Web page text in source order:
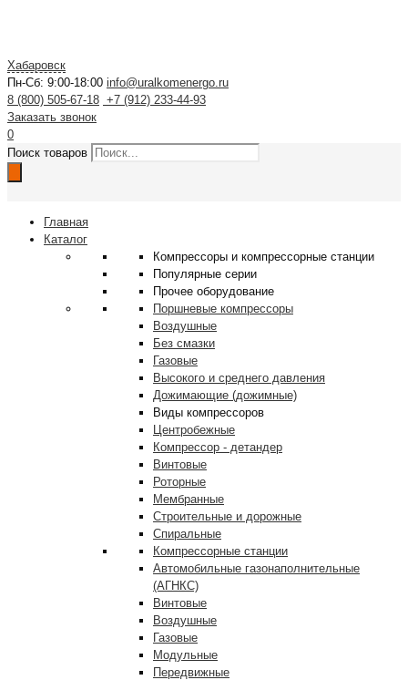
Хабаровск
Пн-Сб: 9:00-18:00 info@uralkomenergo.ru
8 (800) 505-67-18 +7 (912) 233-44-93
Заказать звонок
0
Поиск товаров
Главная
Каталог
Компрессоры и компрессорные станции
Популярные серии
Прочее оборудование
Поршневые компрессоры
Воздушные
Без смазки
Газовые
Высокого и среднего давления
Дожимающие (дожимные)
Виды компрессоров
Центробежные
Компрессор - детандер
Винтовые
Роторные
Мембранные
Строительные и дорожные
Спиральные
Компрессорные станции
Автомобильные газонаполнительные
(АГНКС)
Винтовые
Воздушные
Газовые
Модульные
Передвижные